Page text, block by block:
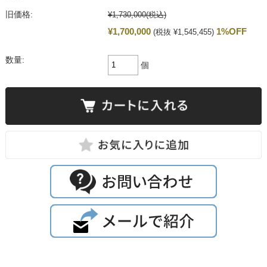
旧価格: ¥1,730,000(税込)
¥1,700,000 (税抜 ¥1,545,455) 1%OFF
数量:
個